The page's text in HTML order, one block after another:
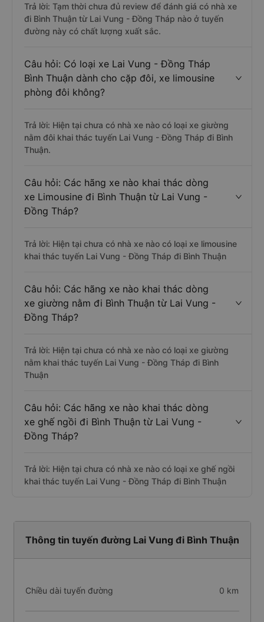
Trả lời: Tạm thời chưa đủ review để đánh giá có nhà xe
đi Bình Thuận từ Lai Vung - Đồng Tháp nào ở tuyến
đường này có chất lượng xuất sắc.
Câu hỏi: Có loại xe Lai Vung - Đồng Tháp
Bình Thuận dành cho cặp đôi, xe limousine
phòng đôi không?
Trả lời: Hiện tại chưa có nhà xe nào có loại xe giường
nằm đôi khai thác tuyến Lai Vung - Đồng Tháp đi Bình
Thuận.
Câu hỏi: Các hãng xe nào khai thác dòng
xe Limousine đi Bình Thuận từ Lai Vung -
Đồng Tháp?
Trả lời: Hiện tại chưa có nhà xe nào có loại xe limousine
khai thác tuyến Lai Vung - Đồng Tháp đi Bình Thuận
Câu hỏi: Các hãng xe nào khai thác dòng
xe giường nằm đi Bình Thuận từ Lai Vung -
Đồng Tháp?
Trả lời: Hiện tại chưa có nhà xe nào có loại xe giường
nằm khai thác tuyến Lai Vung - Đồng Tháp đi Bình
Thuận
Câu hỏi: Các hãng xe nào khai thác dòng
xe ghế ngồi đi Bình Thuận từ Lai Vung -
Đồng Tháp?
Trả lời: Hiện tại chưa có nhà xe nào có loại xe ghế ngồi
khai thác tuyến Lai Vung - Đồng Tháp đi Bình Thuận
Thông tin tuyến đường Lai Vung đi Bình Thuận
Chiều dài tuyến đường 0 km